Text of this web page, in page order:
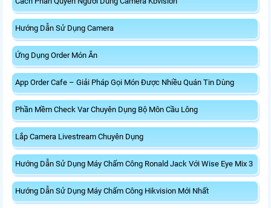
Hướng Dẫn Sử Dụng Camera
Ứng Dụng Order Món Ăn
App Order Cafe – Giải Pháp Gọi Món Được Nhiều Quán Tin Dùng
Phần Mềm Check Var Chuyên Dụng Bộ Môn Cầu Lông
Lắp Camera Livestream Chuyên Dụng
Hướng Dẫn Sử Dụng Máy Chấm Công Ronald Jack Với Wise Eye Mix 3
Hướng Dẫn Sử Dụng Máy Chấm Công Hikvision Mới Nhất